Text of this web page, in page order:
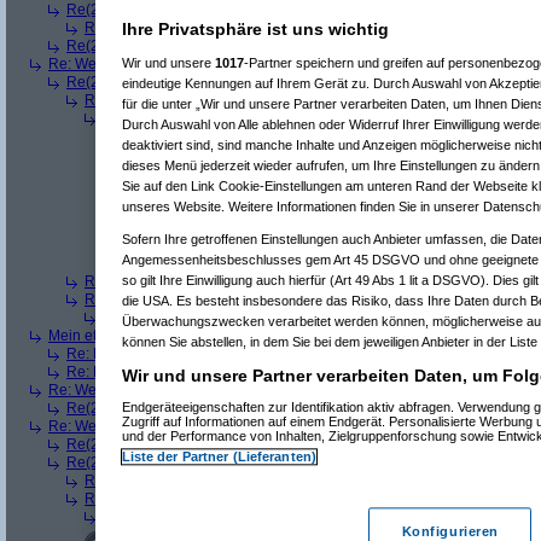
Re(2): Welches ETWAS hab ihr bekommen..
Re(3): Welches ETWAS hab ihr bekommen..(monster23
Re(2): Welches ETWAS hab ihr bekommen..
Re: Welches ETWAS hab ihr bekommen..(Diallam 23.12.2008, 09:01:20)
Re(2): Welches ETWAS hab ihr bekommen..( ddrobescham
Re(3): Welches ETWAS hab ihr bekommen..(q.e.d.am 23.12.2008,
Re(4): Welches ETWAS hab ihr bekommen..(Games2Game am
Re(5): Welches ETWAS hab ihr bekommen..
ddrobesch am
Re(6): Welches ETWAS hab ihr bekommen..(q.e.d. am
Re(5): Welches ETWAS hab ihr bekommen..(q.e.d.am
Re(6): Welches ETWAS hab ihr bekommen..(Games2Game
Re(7): Welches ETWAS hab ihr bekommen..(q.e.d.am
Re(9): Welches ETWAS hab ihr bekommen..(q.e.d.
Re(5): Welches ETWAS hab ihr bekommen..( monster23am
Re(3): Welches ETWAS hab ihr bekommen..(Diallam 23.12.2008,
Re(3): Welches ETWAS hab ihr bekommen..(Madleram 23.12.2008,
Re(4): Welches ETWAS hab ihr bekommen..(Games2Gameam
Mein etwas(Winnie_Pooham 23.12.2008, 09:12:01)
Re: Mein etwas
am 23.12.2008, 09:24:29)
Re: Mein etwas(q.e.d.am 23.12.2008, 09:40:58)
Re: Welches ETWAS hab ihr bekommen..
am 23.12.2008,
Re(2): Welches ETWAS hab ihr bekommen..(Games2Gameam
Re: Welches ETWAS hab ihr bekommen..(markuz90am 23.12.2008,
Re(2): Welches ETWAS hab ihr bekommen..(Mr Lam 23.12.2008,
Re(2): Welches ETWAS hab ihr bekommen..
Re(3): Welches ETWAS hab ihr bekommen..
Re(3): Welches ETWAS hab ihr bekommen..
Ihre Privatsphäre ist uns wichtig
Wir und unsere 1017-Partner speichern und greifen auf
eindeutige Kennungen auf Ihrem Gerät zu. Durch Auswahl von
für die unter „Wir und unsere Partner verarbeiten Daten, um Ihnen
Durch Auswahl von Alle ablehnen oder Widerruf Ihrer Einwilligung
deaktiviert sind, sind manche Inhalte und Anzeigen möglicherweise
dieses Menü jederzeit wieder aufrufen, um Ihre Einstellungen zu
Sie auf den Link Cookie-Einstellungen am unteren Rand der Webseite
unseres Website. Weitere Informationen finden Sie in unserer
Sofern Ihre getroffenen Einstellungen auch Anbieter umfassen, die
Angemessenheitsbeschlusses gem Art 45 DSGVO und ohne
so gilt Ihre Einwilligung auch hierfür (Art 49 Abs 1 lit a DSGVO). Dies
die USA. Es besteht insbesondere das Risiko, dass Ihre Daten durch
Überwachungszwecken verarbeitet werden können, möglicherweise
können Sie abstellen, in dem Sie bei dem jeweiligen Anbieter in der
Wir und unsere Partner verarbeiten Daten, um
Endgeräteeigenschaften zur Identifikation aktiv abfragen. Verwendung
Zugriff auf Informationen auf einem Endgerät. Personalisierte Werbung
und der Performance von Inhalten, Zielgruppenforschung sowie
Liste der Partner (Lieferanten)
Konfigurieren